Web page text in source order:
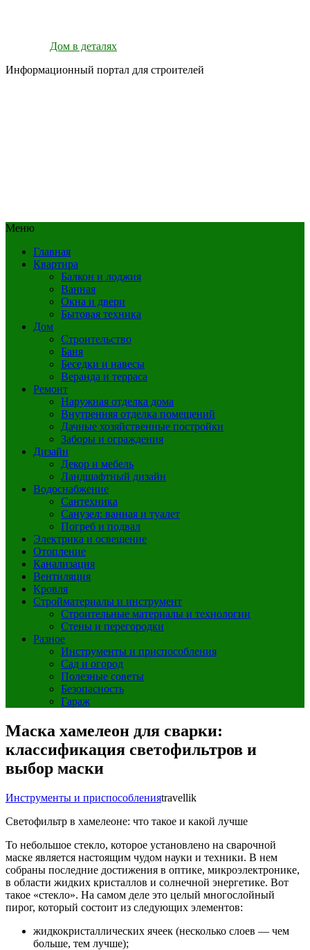
Дом в деталях
Информационный портал для строителей
Меню
Главная
Квартира
Балкон и лоджия
Ванная
Окна и двери
Бытовая техника
Дом
Строительство
Баня
Беседки и навесы
Веранда и терраса
Ремонт
Наружная отделка дома
Внутренняя отделка помещений
Дачные хозяйственные постройки
Заборы и ограждения
Дизайн
Декор и мебель
Ландшафтный дизайн
Водоснабжение
Сантехника
Санузел: ванная и туалет
Погреб и подвал
Электрика и освещение
Отопление
Канализация
Вентиляция
Кровля
Стройматериалы и инструмент
Строительные материалы и технологии
Стены и перегородки
Разное
Инструменты и приспособления
Сад и огород
Полезные советы
Безопасность
Гараж
Маска хамелеон для сварки:
классификация светофильтров и
выбор маски
Инструменты и приспособленияtravellik
Светофильтр в хамелеоне: что такое и какой лучше
То небольшое стекло, которое установлено на сварочной
маске является настоящим чудом науки и техники. В нем
собраны последние достижения в оптике, микроэлектронике,
в области жидких кристаллов и солнечной энергетике. Вот
такое «стекло». На самом деле это целый многослойный
пирог, который состоит из следующих элементов:
жидкокристаллических ячеек (несколько слоев — чем
больше, тем лучше);